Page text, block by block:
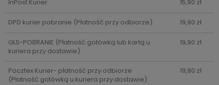
InPost Kurier 15,90 zł
DPD kurier pobranie (Płatność przy odbiorze) 19,90 zł
GLS-POBRANIE (Płatność gotówką lub kartą u
kuriera przy dostawie)
19,90 zł
Pocztex Kurier- płatność przy odbiorze
(Płatność gotówką u kuriera przy dostawie)
19,90 zł